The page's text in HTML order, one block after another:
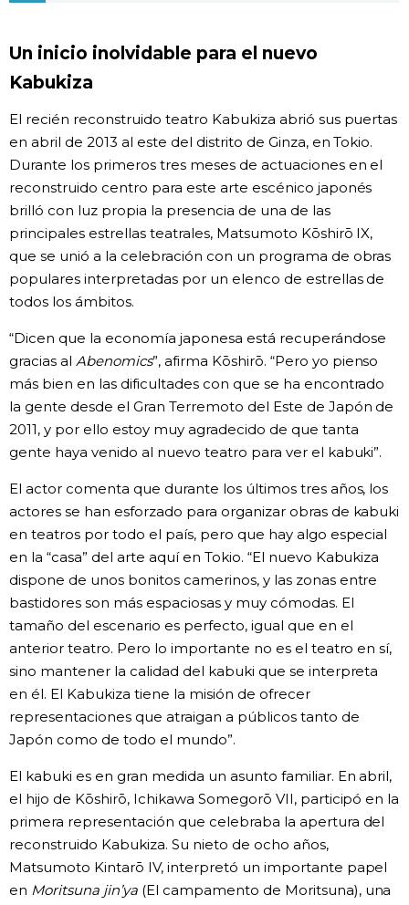
Un inicio inolvidable para el nuevo
Kabukiza
El recién reconstruido teatro Kabukiza abrió sus puertas
en abril de 2013 al este del distrito de Ginza, en Tokio.
Durante los primeros tres meses de actuaciones en el
reconstruido centro para este arte escénico japonés
brilló con luz propia la presencia de una de las
principales estrellas teatrales, Matsumoto Kōshirō IX,
que se unió a la celebración con un programa de obras
populares interpretadas por un elenco de estrellas de
todos los ámbitos.
“Dicen que la economía japonesa está recuperándose
gracias al Abenomics”, afirma Kōshirō. “Pero yo pienso
más bien en las dificultades con que se ha encontrado
la gente desde el Gran Terremoto del Este de Japón de
2011, y por ello estoy muy agradecido de que tanta
gente haya venido al nuevo teatro para ver el kabuki”.
El actor comenta que durante los últimos tres años, los
actores se han esforzado para organizar obras de kabuki
en teatros por todo el país, pero que hay algo especial
en la “casa” del arte aquí en Tokio. “El nuevo Kabukiza
dispone de unos bonitos camerinos, y las zonas entre
bastidores son más espaciosas y muy cómodas. El
tamaño del escenario es perfecto, igual que en el
anterior teatro. Pero lo importante no es el teatro en sí,
sino mantener la calidad del kabuki que se interpreta
en él. El Kabukiza tiene la misión de ofrecer
representaciones que atraigan a públicos tanto de
Japón como de todo el mundo”.
El kabuki es en gran medida un asunto familiar. En abril,
el hijo de Kōshirō, Ichikawa Somegorō VII, participó en la
primera representación que celebraba la apertura del
reconstruido Kabukiza. Su nieto de ocho años,
Matsumoto Kintarō IV, interpretó un importante papel
en Moritsuna jin’ya(El campamento de Moritsuna), una